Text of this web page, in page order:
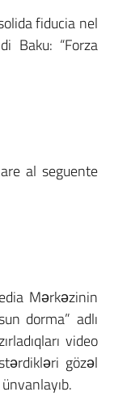
fiducia nel
Baku: “Forza
al seguente
Mərkəzinin
dorma” adlı
video
gözəl